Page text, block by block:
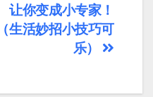
让你变成小专家！
（生活妙招小技巧可
乐）